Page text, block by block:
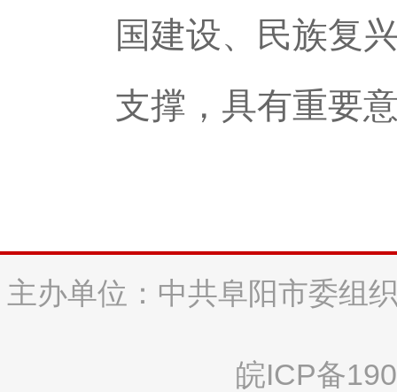
国建设、民族复
支撑，具有重要
主办单位：中共阜阳市委组
皖ICP备